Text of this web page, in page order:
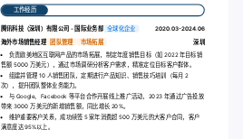
工作经历
腾讯科技（深圳）有限公司 - 国际业务部 全球化企业 2020.03-2024.06
海外市场销售经理 团队管理 市场拓展
深圳
负责欧美地区互联网产品的市场拓展，制定年度销售目标（如 2022 年目标销
售额 5000 万美元），通过市场调研分析客户需求，精准定位目标客户群体。
组建并管理 10 人销售团队，定期进行产品知识、销售技巧培训（每月 2
次），提升团队整体业务能力。
与 Google、Facebook 等平台合作开展线上推广活动，2023 年通过广告投放
带来 3000 万美元的新增销售额，同比增长 20%。
维护重要客户关系，成功续签 5 家年消费超 500 万美元的大客户合同，客户
满意度达 95%以上。